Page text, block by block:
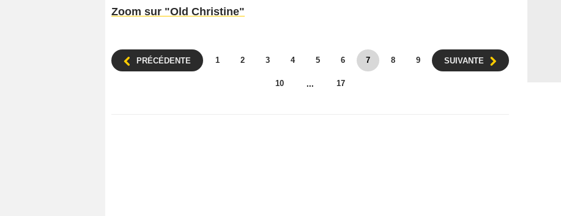
Zoom sur "Old Christine"
PRÉCÉDENTE SUIVANTE
1 2 3 4 5 6 7 8 9
10 ... 17